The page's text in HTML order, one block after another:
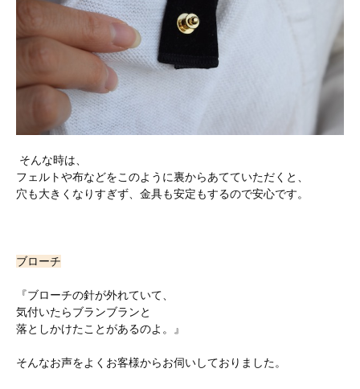
そんな時は、
フェルトや布などをこのように裏からあてていただくと、
穴も大きくなりすぎず、金具も安定もするので安心です。
ブローチ
『ブローチの針が外れていて、
気付いたらブランブランと
落としかけたことがあるのよ。』
そんなお声をよくお客様からお伺いしておりました。